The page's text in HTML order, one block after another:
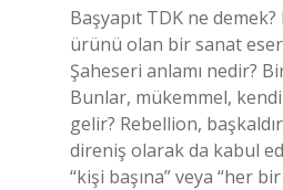
Başyapıt TDK ne
ürünü olan bir sanat
Şaheseri anlamı nedir?
Bunlar, mükemmel,
gelir? Rebellion,
direniş olarak da kabul
“kişi başına” veya “her